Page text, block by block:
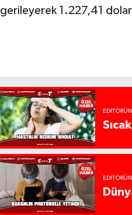
gerileyerek 1.227,41